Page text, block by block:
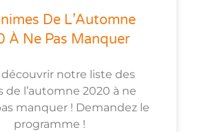
De L’Automne
À Ne Pas Manquer
découvrir notre liste des
de l’automne 2020 à ne
manquer ! Demandez le
programme !